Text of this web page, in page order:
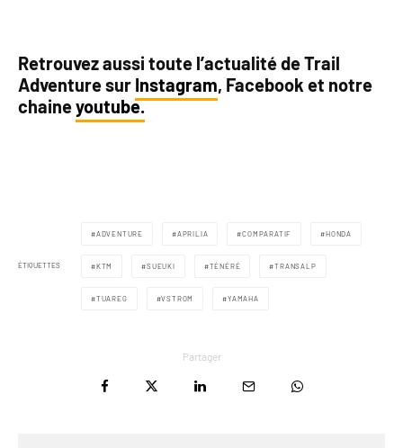
Retrouvez aussi toute l’actualité de Trail
Adventure sur Instagram, Facebook et notre
chaineyoutube.
ÉTIQUETTES
ADVENTURE APRILIA COMPARATIF HONDA
KTM SUEUKI TÉNÉRÉ TRANSALP
TUAREG VSTROM YAMAHA
Partager